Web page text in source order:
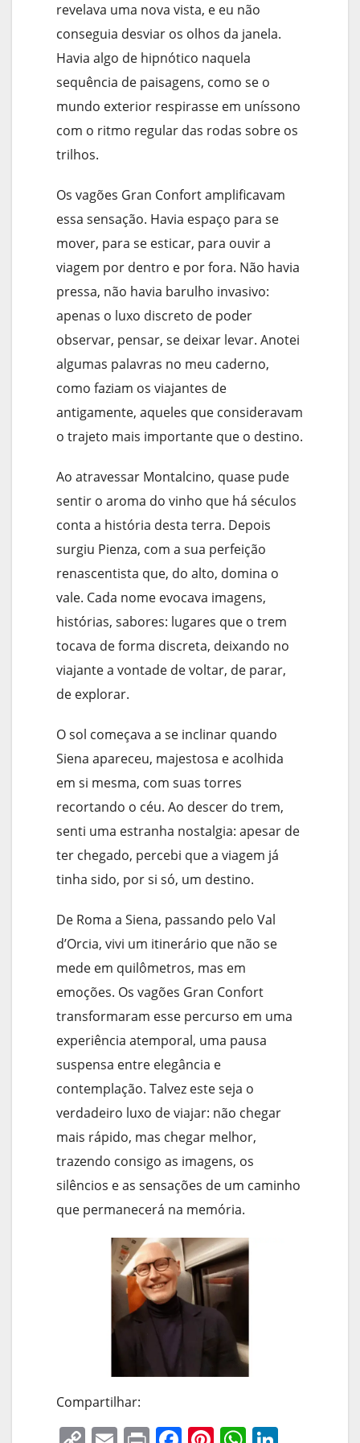
revelava uma nova vista, e eu não
conseguia desviar os olhos da janela.
Havia algo de hipnótico naquela
sequência de paisagens, como se o
mundo exterior respirasse em uníssono
com o ritmo regular das rodas sobre os
trilhos.
Os vagões Gran Confort amplificavam
essa sensação. Havia espaço para se
mover, para se esticar, para ouvir a
viagem por dentro e por fora. Não havia
pressa, não havia barulho invasivo:
apenas o luxo discreto de poder
observar, pensar, se deixar levar. Anotei
algumas palavras no meu caderno,
como faziam os viajantes de
antigamente, aqueles que consideravam
o trajeto mais importante que o destino.
Ao atravessar Montalcino, quase pude
sentir o aroma do vinho que há séculos
conta a história desta terra. Depois
surgiu Pienza, com a sua perfeição
renascentista que, do alto, domina o
vale. Cada nome evocava imagens,
histórias, sabores: lugares que o trem
tocava de forma discreta, deixando no
viajante a vontade de voltar, de parar,
de explorar.
O sol começava a se inclinar quando
Siena apareceu, majestosa e acolhida
em si mesma, com suas torres
recortando o céu. Ao descer do trem,
senti uma estranha nostalgia: apesar de
ter chegado, percebi que a viagem já
tinha sido, por si só, um destino.
De Roma a Siena, passando pelo Val
d’Orcia, vivi um itinerário que não se
mede em quilômetros, mas em
emoções. Os vagões Gran Confort
transformaram esse percurso em uma
experiência atemporal, uma pausa
suspensa entre elegância e
contemplação. Talvez este seja o
verdadeiro luxo de viajar: não chegar
mais rápido, mas chegar melhor,
trazendo consigo as imagens, os
silêncios e as sensações de um caminho
que permanecerá na memória.
Compartilhar: